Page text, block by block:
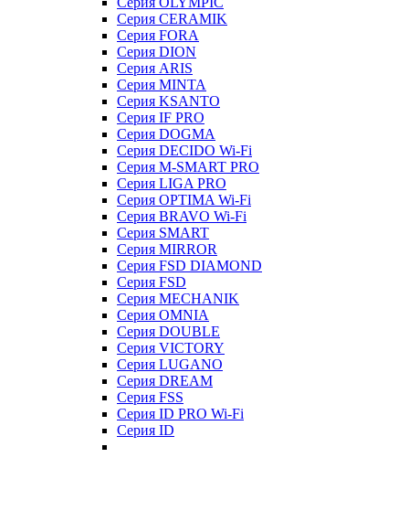
Серия CERAMIK
Серия FORA
Серия DION
Серия ARIS
Серия MINTA
Серия KSANTO
Серия IF PRO
Серия DOGMA
Серия DECIDO Wi-Fi
Серия M-SMART PRO
Серия LIGA PRO
Серия OPTIMA Wi-Fi
Серия BRAVO Wi-Fi
Серия SMART
Серия MIRROR
Серия FSD DIAMOND
Серия FSD
Серия MECHANIK
Серия OMNIA
Серия DOUBLE
Серия VICTORY
Серия LUGANO
Серия DREAM
Серия FSS
Серия ID PRO Wi-Fi
Серия ID